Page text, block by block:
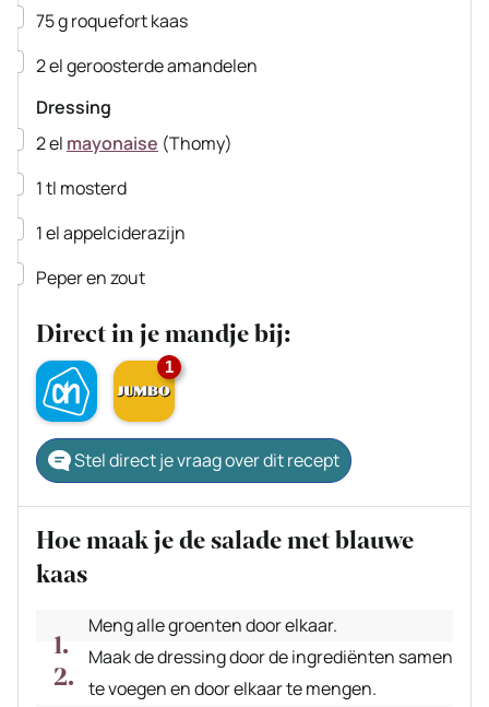
▢
75groquefort kaas
▢
2elgeroosterde amandelen
Dressing
▢
2el mayonaise (Thomy)
▢
1tl mosterd
▢
1elappelciderazijn
▢
Peper en zout
Direct in je mandje bij:
1
Stel direct je vraag over dit recept
Hoe maak je de salade met blauwe
kaas
Meng alle groenten door elkaar.
Maak de dressing door de ingrediënten samen
te voegen en door elkaar te mengen.